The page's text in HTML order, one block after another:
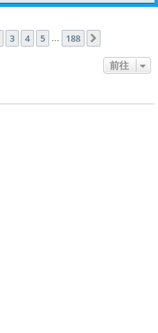
(共 188 頁)
3 4 5 … 188
前往